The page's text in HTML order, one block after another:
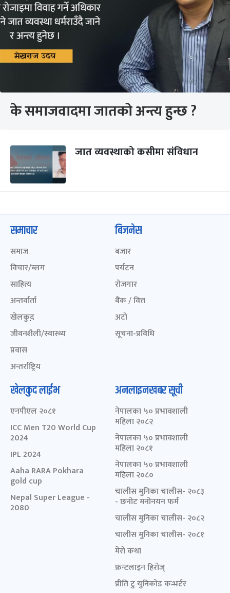
के समाजवादमा जातको अन्त्य हुन्छ ?
जात व्यवस्थाको कसीमा संविधान
समाचार
समाज
विचार/ब्लग
साहित्य
अन्तर्वार्ता
खेलकुद़़
जीवनशैली/स्वास्थ्य
प्रवास
अन्तर्राष्ट्रिय
बिजनेस
बजार
पर्यटन
रोजगार
बैंक / वित्त
अटो
सूचना-प्रविधि
खेलकुद लाईभ
एनपीएल २०८१
ICC Men T20 World Cup
2024
IPL 2024
Aaha RARA Pokhara
gold cup
Nepal Super League -
2080
अनलाइनखबर सूची
नेपालका ५० प्रभावशाली
महिला २०८२
नेपालका ५० प्रभावशाली
महिला २०८१
नेपालका ५० प्रभावशाली
महिला २०८०
चालीस मुनिका चालीस- २०८३
- छनोट मनोनयन फर्म
चालीस मुनिका चालीस- २०८२
चालीस मुनिका चालीस- २०८१
मेरो कथा
फ्रन्टलाइन हिरोज्
प्रीति टु युनिकोड कन्भर्टर